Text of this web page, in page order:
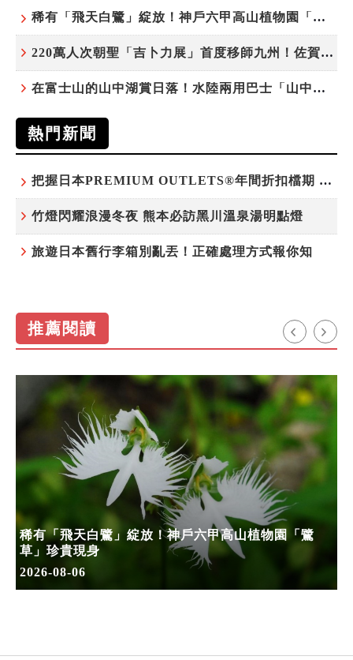
稀有「飛天白鷺」綻放！神戶六甲高山植物園「鷺草」珍貴現身
220萬人次朝聖「吉卜力展」首度移師九州！佐賀站早鳥平日套票8/10搶先開賣
在富士山的山中湖賞日落！水陸兩用巴士「山中湖的河馬」暑假加開夕陽班次
熱門新聞
把握日本PREMIUM OUTLETS®年間折扣檔期 越買越划算
竹燈閃耀浪漫冬夜 熊本必訪黑川溫泉湯明點燈
旅遊日本舊行李箱別亂丟！正確處理方式報你知
推薦閱讀
稀有「飛天白鷺」綻放！神戶六甲高山植物園「鷺
草」珍貴現身
2026-08-06